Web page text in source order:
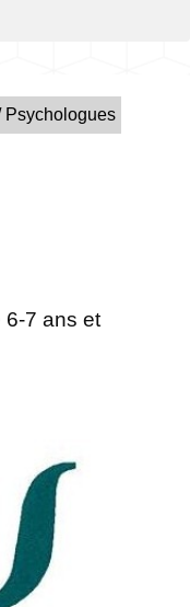
Psychologues
6-7 ans et